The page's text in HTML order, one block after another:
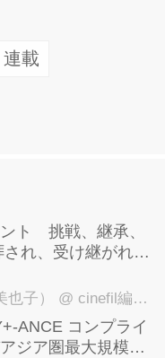
務めた。
切り張りして作品
風刺するアート作
連載
ト 挑戦、継承、
れ、受け継がれ、
日まで開催中！
也子） @ cinefil編集部
ANCE コンプライ
ジア圏最大規模の